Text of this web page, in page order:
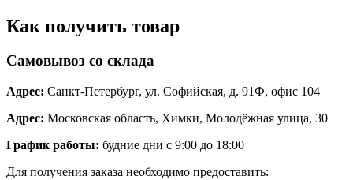
Как получить товар
Самовывоз со склада
Адрес: Санкт-Петербург, ул. Софийская, д. 91Ф, офис 104
Адрес: Московская область, Химки, Молодёжная улица, 30
График работы: будние дни с 9:00 до 18:00
Для получения заказа необходимо предоставить: